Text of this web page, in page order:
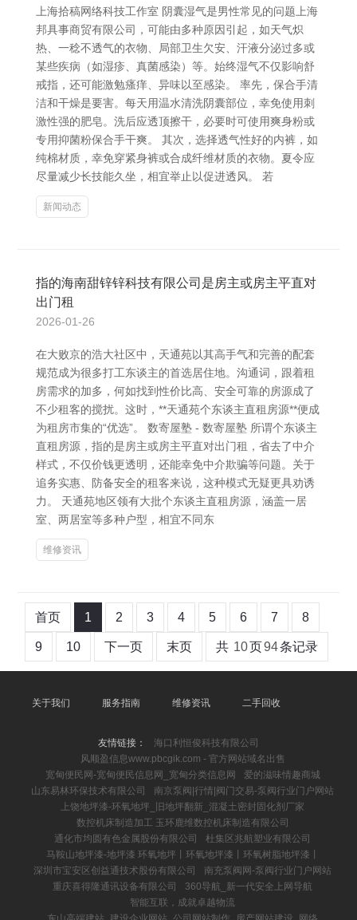
上海拾稿网络科技工作室 阴囊湿气是男性常见的问题上海
邦具事商贸有限公司，可能由多种原因引起，如天气炽
热、一稔不透气的衣物、局部卫生欠安、汗液分泌过多或
某些疾病（如湿疹、真菌感染）等。始终湿气不仅影响舒
戒指，还可能激勉瘙痒、异味以至感染。 率先，保合手清
洁和干燥是要害。每天用温水清洗阴囊部位，幸免使用刺
激性强的肥皂。洗后应透顶擦干，必要时可使用爽身粉或
专用抑菌粉保合手干爽。 其次，选择透气性好的内裤，如
纯棉材质，幸免穿紧身裤或合成纤维材质的衣物。夏令应
尽量减少长技能久坐，相宜举止以促进透风。 若
新闻动态
指的海南甜锌锌科技有限公司是房主或房主平直对
出门租
2026-01-26
在大败京的浩大社区中，天通苑以其高手气和完善的配套
规范成为很多打工东谈主的首选居住地。沟通词，跟着租
房需求的加多，何如找到性价比高、安全可靠的房源成了
不少租客的搅扰。这时，**天通苑个东谈主直租房源**便成
为租房市集的“优选”。 数寄屋塾 - 数寄屋塾 所谓个东谈主
直租房源，指的是房主或房主平直对出门租，省去了中介
样式，不仅价钱更透明，还能幸免中介欺骗等问题。关于
追务实惠、防备安全的租客来说，这种模式无疑更具劝诱
力。 天通苑地区领有大批个东谈主直租房源，涵盖一居
室、两居室等多种户型，相宜不同东
维修资讯
首页 1 2 3 4 5 6 7 8
9 10 下一页 末页 共 10页94条记录
关于我们 服务指南 维修资讯 二手回收
友情链接：
海口利恒俊科技有限公司
风顺盈信息www.pbcgik.com - 官方网站域名出售
宽甸便民网-宽甸便民信息网_宽甸分类信息网
爱的滋味情趣商城
山东易林环保技术有限公司
南京泵阀|行情|阀门交易-泵阀行业门户网站
上饶地坪漆-环氧地坪_旧地坪翻新_混凝土密封固化剂厂家
数控机床制造加工 玉环鹿维数控机床制造有限公司
通化市均圆有色金属股份有限公司
杜集区兆航塑业有限公司
马鞍山地坪漆-地坪漆 环氧地坪丨环氧地坪漆丨环氧树脂地坪漆丨
深圳市宝安区创益通技术股份有限公司
南充泵阀网-泵阀行业门户网站
重庆喜得隆通讯设备有限公司
360导航_新一代安全上网导航
智能互联，成就卓越物流